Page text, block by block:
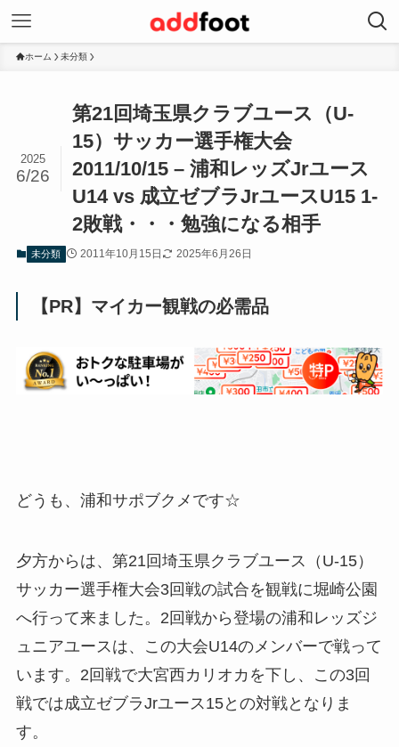
ホーム 未分類
第21回埼玉県クラブユース（U-
15）サッカー選手権大会
2011/10/15 – 浦和レッズJrユース
U14 vs 成立ゼブラJrユースU15 1-
2敗戦・・・勉強になる相手
2025
6/26
未分類 2011年10月15日 2025年6月26日
【PR】マイカー観戦の必需品
どうも、浦和サポブクメです☆
夕方からは、第21回埼玉県クラブユース（U-15）
サッカー選手権大会3回戦の試合を観戦に堀崎公園
へ行って来ました。2回戦から登場の浦和レッズジ
ュニアユースは、この大会U14のメンバーで戦って
います。2回戦で大宮西カリオカを下し、この3回
戦では成立ゼブラJrユース15との対戦となりま
す。